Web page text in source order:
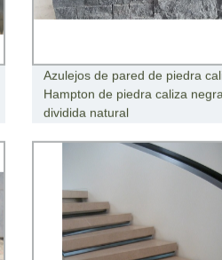
Azulejos de pared de piedra
Hampton de piedra caliza negra
dividida natural